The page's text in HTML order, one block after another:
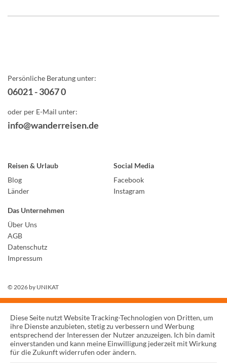
Persönliche Beratung unter:
06021 - 3067 0
oder per E-Mail unter:
info@wanderreisen.de
Reisen & Urlaub
Blog
Länder
Social Media
Facebook
Instagram
Das Unternehmen
Über Uns
AGB
Datenschutz
Impressum
© 2026 by UNIKAT
Diese Seite nutzt Website Tracking-Technologien von Dritten, um
ihre Dienste anzubieten, stetig zu verbessern und Werbung
entsprechend der Interessen der Nutzer anzuzeigen. Ich bin damit
einverstanden und kann meine Einwilligung jederzeit mit Wirkung
für die Zukunft widerrufen oder ändern.